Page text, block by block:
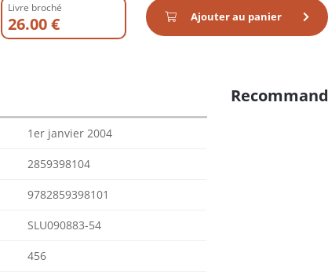
Livre broché
26.00 € Ajouter au panier
1er janvier 2004
2859398104
9782859398101
SLU090883-54
456